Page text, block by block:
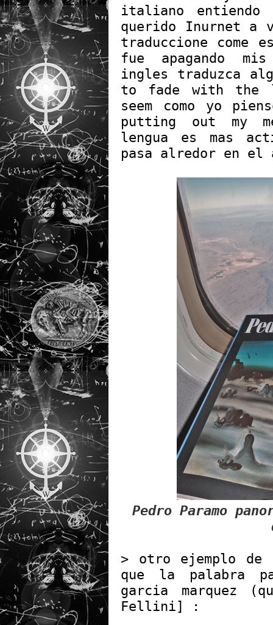
italiano entiendo
querido Inurnet a
traduccione come
fue apagando
ingles traduzca
to fade with the
seem como yo
putting out my
lengua es mas
pasa alredor en el
Pedro Paramo
> otro ejemplo de
que la palabra
garcia marquez
Fellini] :